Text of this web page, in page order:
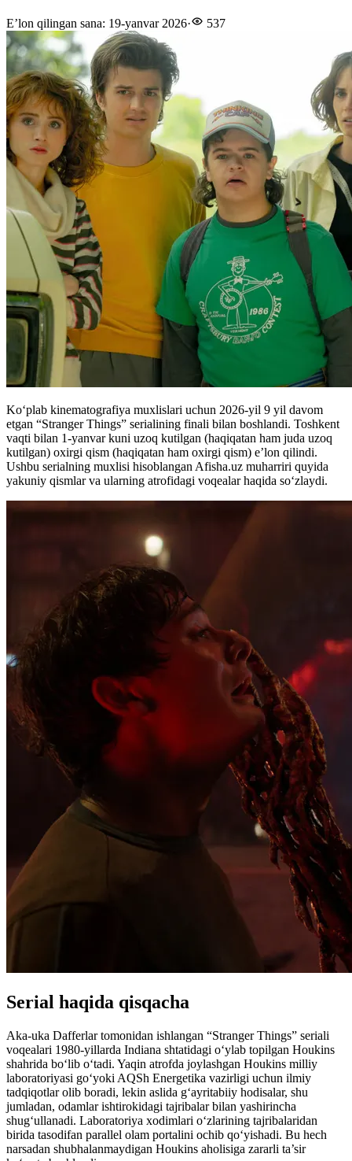
E’lon qilingan sana: 19-yanvar 2026· 537
Koʻplab kinematografiya muxlislari uchun 2026-yil 9 yil davom
etgan “Stranger Things” serialining finali bilan boshlandi. Toshkent
vaqti bilan 1-yanvar kuni uzoq kutilgan (haqiqatan ham juda uzoq
kutilgan) oxirgi qism (haqiqatan ham oxirgi qism) e’lon qilindi.
Ushbu serialning muxlisi hisoblangan Afisha.uz muharriri quyida
yakuniy qismlar va ularning atrofidagi voqealar haqida soʻzlaydi.
Serial haqida qisqacha
Aka-uka Dafferlar tomonidan ishlangan “Stranger Things” seriali
voqealari 1980-yillarda Indiana shtatidagi oʻylab topilgan Houkins
shahrida bo‘lib o‘tadi. Yaqin atrofda joylashgan Houkins milliy
laboratoriyasi go‘yoki AQSh Energetika vazirligi uchun ilmiy
tadqiqotlar olib boradi, lekin aslida g‘ayritabiiy hodisalar, shu
jumladan, odamlar ishtirokidagi tajribalar bilan yashirincha
shug‘ullanadi. Laboratoriya xodimlari o‘zlarining tajribalaridan
birida tasodifan parallel olam portalini ochib qo‘yishadi. Bu hech
narsadan shubhalanmaydigan Houkins aholisiga zararli ta’sir